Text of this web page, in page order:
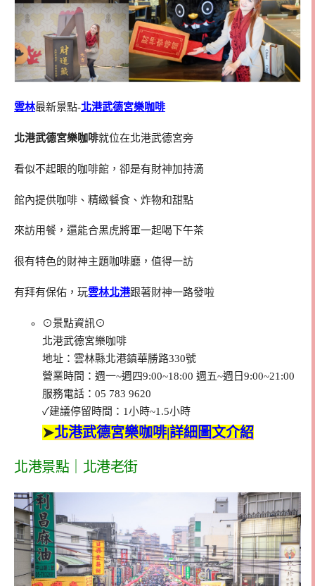
雲林最新景點-北港武德宮樂咖啡
北港武德宮樂咖啡就位在北港武德宮旁
看似不起眼的咖啡館，卻是有財神加持滴
館內提供咖啡、精緻餐食、炸物和甜點
來訪用餐，還能合黑虎將軍一起喝下午茶
很有特色的財神主題咖啡廳，值得一訪
有拜有保佑，玩雲林北港跟著財神一路發啦
⊙景點資訊⊙
北港武德宮樂咖啡
地址：雲林縣北港鎮華勝路330號
營業時間：週一~週四9:00~18:00 週五~週日9:00~21:00
服務電話：05 783 9620
✓建議停留時間：1小時~1.5小時
➤北港武德宮樂咖啡|詳細圖文介紹
北港景點｜北港老街